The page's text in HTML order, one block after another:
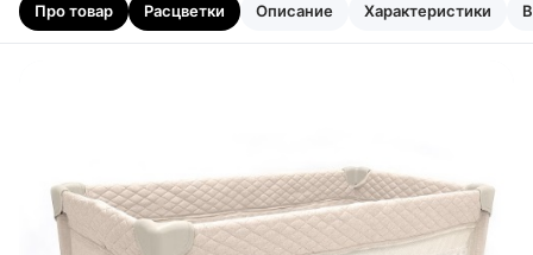
Про товар Расцветки Описание Характеристики